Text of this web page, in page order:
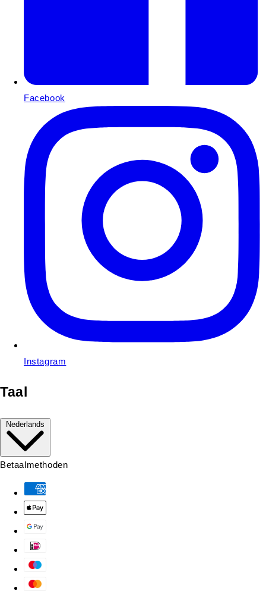
Facebook
Instagram
Taal
Nederlands
Betaalmethoden